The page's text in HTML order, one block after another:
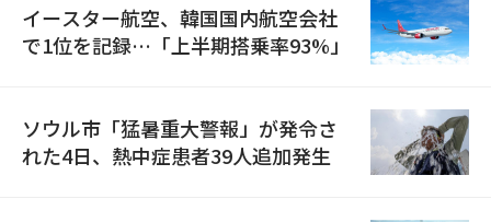
イースター航空、韓国国内航空会社
で1位を記録…「上半期搭乗率93%」
ソウル市「猛暑重大警報」が発令さ
れた4日、熱中症患者39人追加発生